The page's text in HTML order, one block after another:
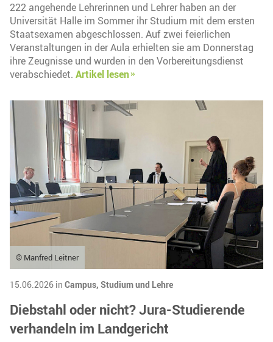
222 angehende Lehrerinnen und Lehrer haben an der
Universität Halle im Sommer ihr Studium mit dem ersten
Staatsexamen abgeschlossen. Auf zwei feierlichen
Veranstaltungen in der Aula erhielten sie am Donnerstag
ihre Zeugnisse und wurden in den Vorbereitungsdienst
verabschiedet. Artikel lesen
© Manfred Leitner
15.06.2026 in Campus, Studium und Lehre
Diebstahl oder nicht? Jura-Studierende
verhandeln im Landgericht